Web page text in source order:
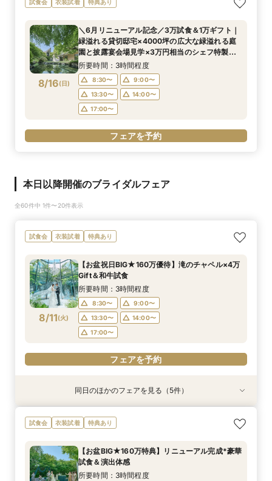
試食会 衣装試着 特典あり
8/16(日)
＼6月リニューアル記念／3万試食＆1万ギフト｜
緑溢れる貸切邸宅×4000坪の広大な緑溢れる庭
園と披露宴会場見学×3万円相当のシェフ特製国
産牛無料試食×心配な見積りもシュミレーション
相談
所要時間：3時間程度
8:30〜
9:00〜
13:30〜
14:00〜
17:00〜
フェアを予約
本日以降開催のブライダルフェア
全60件中 1件〜20件表示
試食会 衣装試着 特典あり
8/11(火)
【お盆祝日BIG★160万優待】滝のチャペル×4万
Gift＆和牛試食
所要時間：3時間程度
8:30〜
9:00〜
13:30〜
14:00〜
17:00〜
フェアを予約
衣装試着 特典あり
8/11(火)
【少人数プラン相談会】専用の貸切別邸OPEN&
贅沢無料試食
8:30〜
9:00〜
13:30〜
特典あり
8/11(火)
【神前挙式をご検討の方へ】神殿「凛」見学＆和
フレンチ無料試食
8:30〜
9:00〜
13:30〜
特典あり
8/11(火)
【初めての式場見学の方も安心】豪華試食付きウ
エディング相談会
8:30〜
9:00〜
13:30〜
衣装試着 特典あり
8/11(火)
《新チャペルOPEN記念◆8大特典≫木目×ナ
チュラルチャペル体験
8:30〜
9:00〜
13:30〜
衣装試着 特典あり
8/11(火)
マイナビ限定【料理重視派必見】和牛フィレ肉×
懐石フレンチコース美食会
8:30〜
9:00〜
13:30〜
同日のほかのフェアを見る（5件）
試食会 衣装試着 特典あり
【お盆BIG★160万特典】リニューアル完成*豪華
試食＆演出体感
所要時間：3時間程度